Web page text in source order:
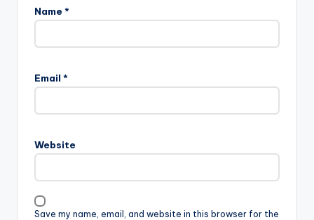
Name *
Email *
Website
Save my name, email, and website in this browser for the